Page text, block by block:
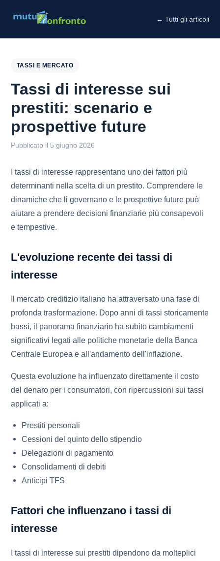
← Tutti gli articoli
TASSI E MERCATO
Tassi di interesse sui
prestiti: scenario e
prospettive future
Pubblicato il 5 giugno 2026
I tassi di interesse rappresentano uno dei fattori più
determinanti nella scelta di un prestito. Comprendere le
dinamiche che li governano e le prospettive future può
aiutare a prendere decisioni finanziarie più consapevoli
e tempestive.
L'evoluzione recente dei tassi di
interesse
Il mercato creditizio italiano ha attraversato una fase di
profonda trasformazione. Dopo anni di tassi storicamente
bassi, il panorama finanziario ha subito cambiamenti
significativi legati alle politiche monetarie della Banca
Centrale Europea e all'andamento dell'inflazione.
Questa evoluzione ha influenzato direttamente il costo
del denaro per i consumatori, con ripercussioni sui tassi
applicati a:
Prestiti personali
Cessioni del quinto dello stipendio
Delegazioni di pagamento
Consolidamenti di debiti
Anticipi TFS
Fattori che influenzano i tassi di
interesse
I tassi di interesse sui prestiti dipendono da molteplici